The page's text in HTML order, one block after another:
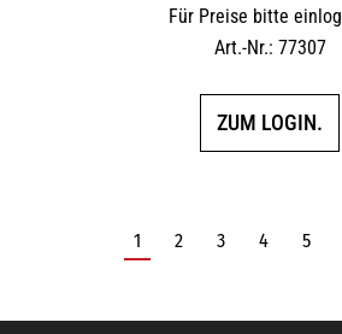
Für Preise bitte
Art.-Nr.: 77307
ZUM LOGIN.
1 2 3 4 5